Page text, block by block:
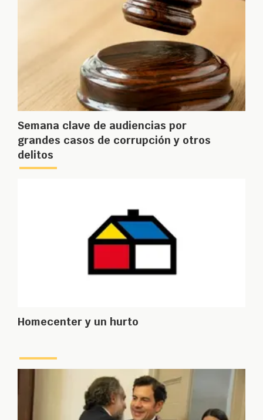
Semana clave de audiencias por
grandes casos de corrupción y otros
delitos
Homecenter y un hurto